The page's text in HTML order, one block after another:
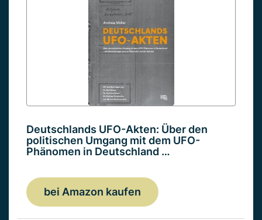
Deutschlands UFO-Akten: Über den
politischen Umgang mit dem UFO-
Phänomen in Deutschland …
bei Amazon kaufen